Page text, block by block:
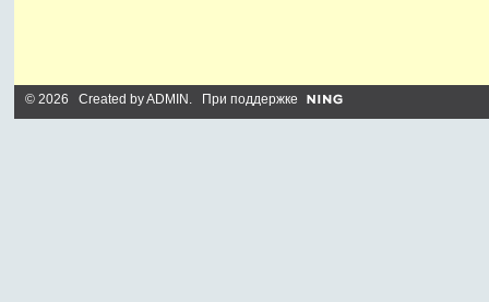
© 2026 Created byADMIN . При поддержке